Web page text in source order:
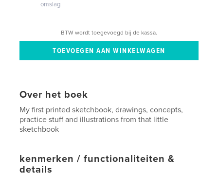
omslag
BTW wordt toegevoegd bij de kassa.
Over het boek
My first printed sketchbook, drawings, concepts,
practice stuff and illustrations from that little
sketchbook
kenmerken / functionaliteiten &
details